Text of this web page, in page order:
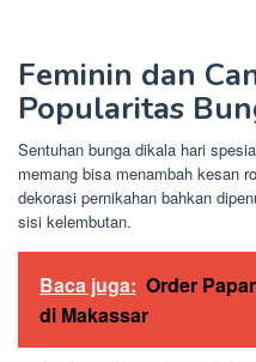
Feminin dan
Popularitas
Sentuhan bunga dikala hari
memang bisa menambah kesan
dekorasi pernikahan bahkan
sisi kelembutan.
Baca juga: Order
di Makassar